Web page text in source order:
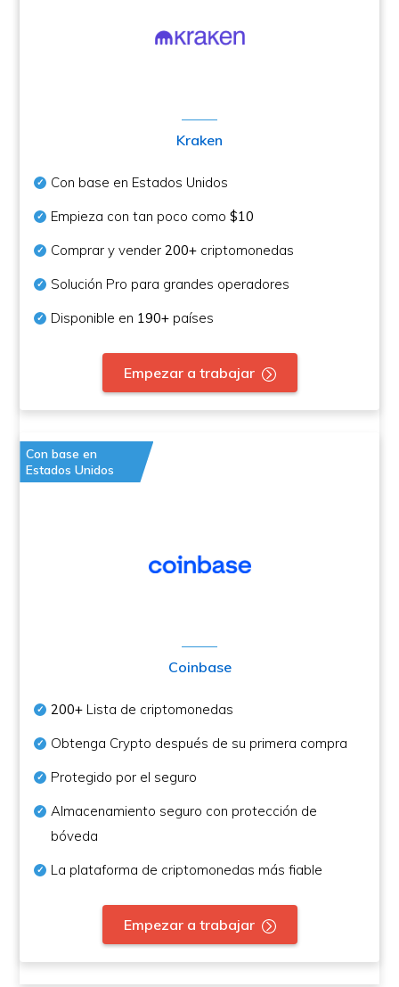
Kraken
Con base en Estados Unidos
Empieza con tan poco como$10
Comprar y vender200+ criptomonedas
Solución Pro para grandes operadores
Disponible en 190+ países
Empezar a trabajar
Con base en
Estados Unidos
Coinbase
200+ Lista de criptomonedas
Obtenga Crypto después de su primera compra
Protegido por el seguro
Almacenamiento seguro con protección de
bóveda
La plataforma de criptomonedas más fiable
Empezar a trabajar